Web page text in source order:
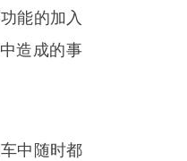
能的加入
造成的事
中随时都